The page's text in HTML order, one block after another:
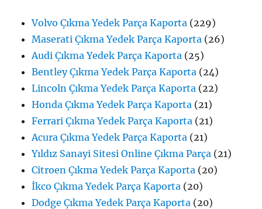
Volvo Çıkma Yedek Parça Kaporta (229)
Maserati Çıkma Yedek Parça Kaporta (26)
Audi Çıkma Yedek Parça Kaporta (25)
Bentley Çıkma Yedek Parça Kaporta (24)
Lincoln Çıkma Yedek Parça Kaporta (22)
Honda Çıkma Yedek Parça Kaporta (21)
Ferrari Çıkma Yedek Parça Kaporta (21)
Acura Çıkma Yedek Parça Kaporta (21)
Yıldız Sanayi Sitesi Online Çıkma Parça (21)
Citroen Çıkma Yedek Parça Kaporta (20)
İkco Çıkma Yedek Parça Kaporta (20)
Dodge Çıkma Yedek Parça Kaporta (20)